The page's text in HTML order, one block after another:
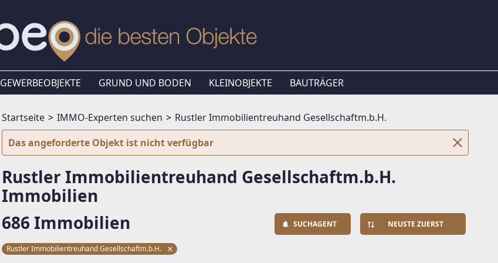
GEWERBEOBJEKTE GRUND UND BODEN KLEINOBJEKTE BAUTRÄGER
Startseite IMMO-Experten suchen
Rustler Immobilientreuhand Gesellschaftm.b.H.
Das angeforderte Objekt ist nicht verfügbar
Rustler Immobilientreuhand Gesellschaftm.b.H.
Immobilien
686 Immobilien
SUCHAGENT NEUSTE ZUERST
Rustler Immobilientreuhand Gesellschaftm.b.H.